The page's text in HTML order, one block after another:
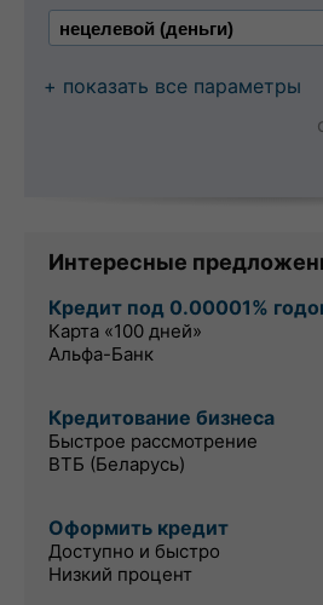
+ показать все параметры
Интересные
Кредит под 0.00001%
Карта «100 дней»
Альфа-Банк
Кредитование бизнеса
Быстрое рассмотрение
ВТБ (Беларусь)
Оформить кредит
Доступно и быстро
Низкий процент